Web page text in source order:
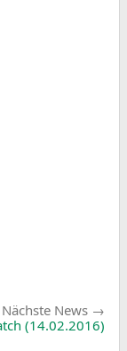
Nächste News
(14.02.2016)